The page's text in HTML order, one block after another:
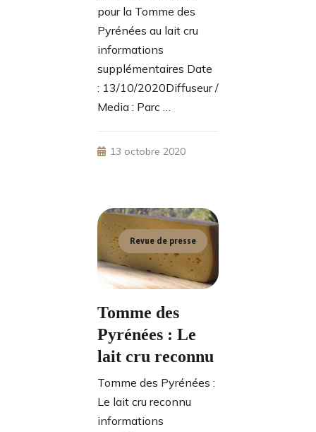
pour la Tomme des
Pyrénées au lait cru
informations
supplémentaires Date
: 13/10/2020Diffuseur /
Media : Parc …
13 octobre 2020
Revue de presse
Tomme des
Pyrénées : Le
lait cru reconnu
Tomme des Pyrénées :
Le lait cru reconnu
informations